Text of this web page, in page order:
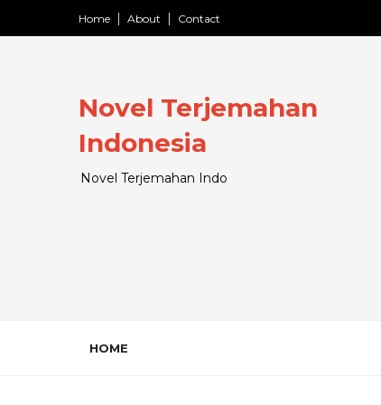
Home About Contact
Novel Terjemahan
Indonesia
Novel Terjemahan Indo
HOME